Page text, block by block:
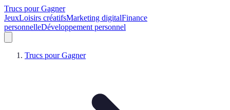
Trucs pour Gagner
JeuxLoisirs créatifsMarketing digitalFinance
personnelleDéveloppement personnel
Trucs pour Gagner